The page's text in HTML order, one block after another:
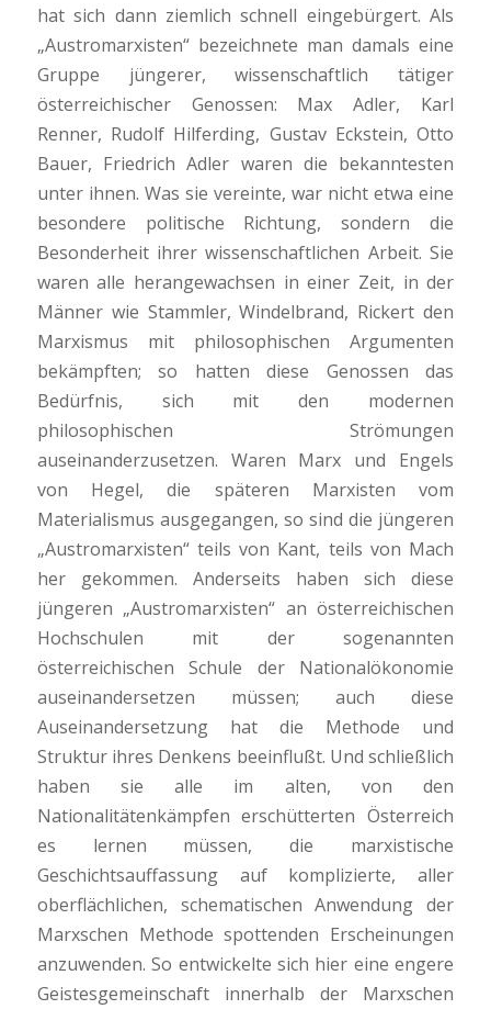
hat sich dann ziemlich schnell eingebürgert. Als
„Austromarxisten“ bezeichnete man damals eine
Gruppe jüngerer, wissenschaftlich tätiger
österreichischer Genossen: Max Adler, Karl
Renner, Rudolf Hilferding, Gustav Eckstein, Otto
Bauer, Friedrich Adler waren die bekanntesten
unter ihnen. Was sie vereinte, war nicht etwa eine
besondere politische Richtung, sondern die
Besonderheit ihrer wissenschaftlichen Arbeit. Sie
waren alle herangewachsen in einer Zeit, in der
Männer wie Stammler, Windelbrand, Rickert den
Marxismus mit philosophischen Argumenten
bekämpften; so hatten diese Genossen das
Bedürfnis, sich mit den modernen
philosophischen Strömungen
auseinanderzusetzen. Waren Marx und Engels
von Hegel, die späteren Marxisten vom
Materialismus ausgegangen, so sind die jüngeren
„Austromarxisten“ teils von Kant, teils von Mach
her gekommen. Anderseits haben sich diese
jüngeren „Austromarxisten“ an österreichischen
Hochschulen mit der sogenannten
österreichischen Schule der Nationalökonomie
auseinandersetzen müssen; auch diese
Auseinandersetzung hat die Methode und
Struktur ihres Denkens beeinflußt. Und schließlich
haben sie alle im alten, von den
Nationalitätenkämpfen erschütterten Österreich
es lernen müssen, die marxistische
Geschichtsauffassung auf komplizierte, aller
oberflächlichen, schematischen Anwendung der
Marxschen Methode spottenden Erscheinungen
anzuwenden. So entwickelte sich hier eine engere
Geistesgemeinschaft innerhalb der Marxschen